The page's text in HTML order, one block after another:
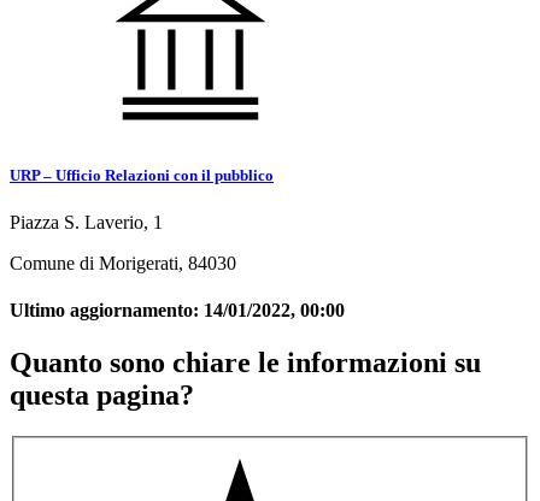
URP – Ufficio Relazioni con il pubblico
Piazza S. Laverio, 1
Comune di Morigerati, 84030
Ultimo aggiornamento: 14/01/2022, 00:00
Quanto sono chiare le informazioni su
questa pagina?